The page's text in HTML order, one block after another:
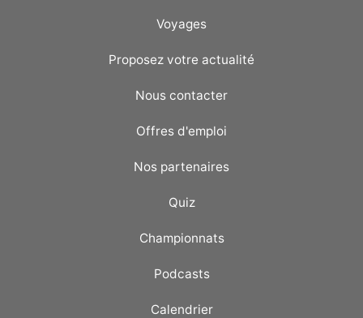
Voyages
Proposez votre actualité
Nous contacter
Offres d'emploi
Nos partenaires
Quiz
Championnats
Podcasts
Calendrier